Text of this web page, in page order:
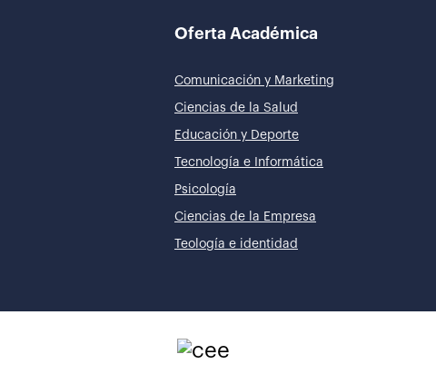
Oferta Académica
Comunicación y Marketing
Ciencias de la Salud
Educación y Deporte
Tecnología e Informática
Psicología
Ciencias de la Empresa
Teología e identidad